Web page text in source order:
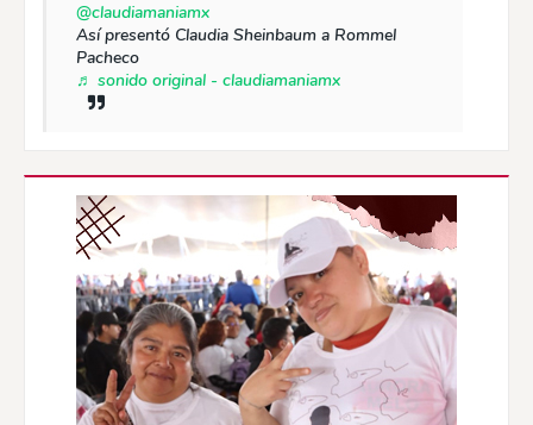
@claudiamaniamx
Así presentó Claudia Sheinbaum a Rommel
Pacheco
♬ sonido original - claudiamaniamx